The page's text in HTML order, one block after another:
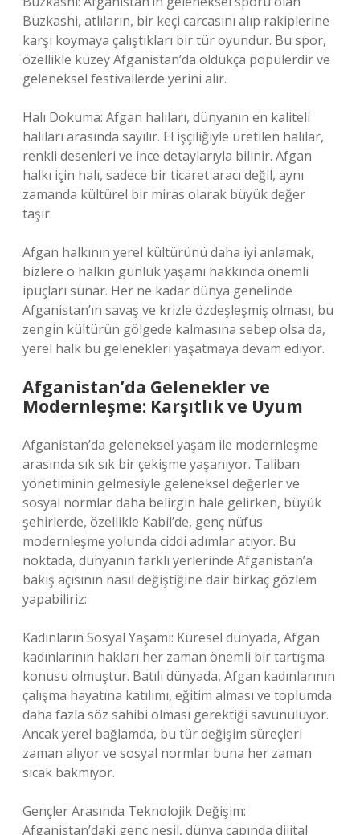
Buzkashi, atlıların, bir keçi carcasını alıp rakiplerine
karşı koymaya çalıştıkları bir tür oyundur. Bu spor,
özellikle kuzey Afganistan’da oldukça popülerdir ve
geleneksel festivallerde yerini alır.
Halı Dokuma: Afgan halıları, dünyanın en kaliteli
halıları arasında sayılır. El işçiliğiyle üretilen halılar,
renkli desenleri ve ince detaylarıyla bilinir. Afgan
halkı için halı, sadece bir ticaret aracı değil, aynı
zamanda kültürel bir miras olarak büyük değer
taşır.
Afgan halkının yerel kültürünü daha iyi anlamak,
bizlere o halkın günlük yaşamı hakkında önemli
ipuçları sunar. Her ne kadar dünya genelinde
Afganistan’ın savaş ve krizle özdeşleşmiş olması, bu
zengin kültürün gölgede kalmasına sebep olsa da,
yerel halk bu gelenekleri yaşatmaya devam ediyor.
Afganistan’da Gelenekler ve
Modernleşme: Karşıtlık ve Uyum
Afganistan’da geleneksel yaşam ile modernleşme
arasında sık sık bir çekişme yaşanıyor. Taliban
yönetiminin gelmesiyle geleneksel değerler ve
sosyal normlar daha belirgin hale gelirken, büyük
şehirlerde, özellikle Kabil’de, genç nüfus
modernleşme yolunda ciddi adımlar atıyor. Bu
noktada, dünyanın farklı yerlerinde Afganistan’a
bakış açısının nasıl değiştiğine dair birkaç gözlem
yapabiliriz:
Kadınların Sosyal Yaşamı: Küresel dünyada, Afgan
kadınlarının hakları her zaman önemli bir tartışma
konusu olmuştur. Batılı dünyada, Afgan kadınlarının
çalışma hayatına katılımı, eğitim alması ve toplumda
daha fazla söz sahibi olması gerektiği savunuluyor.
Ancak yerel bağlamda, bu tür değişim süreçleri
zaman alıyor ve sosyal normlar buna her zaman
sıcak bakmıyor.
Gençler Arasında Teknolojik Değişim:
Afganistan’daki genç nesil, dünya çapında dijital